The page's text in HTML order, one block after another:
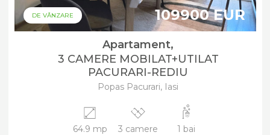
DE VÂNZARE 109900 EUR
Apartament,
3 CAMERE MOBILAT+UTILAT
PACURARI-REDIU
Popas Pacurari, Iasi
64.9 mp 3 camere 1 bai